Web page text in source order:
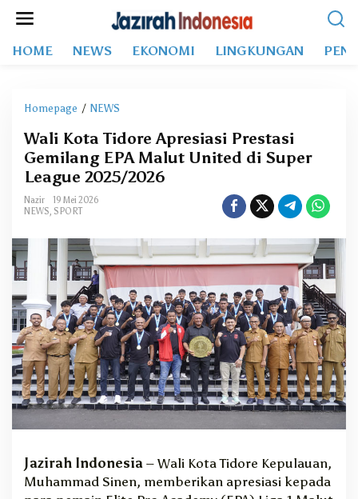
HOME NEWS EKONOMI LINGKUNGAN
Homepage / NEWS
l
i
K
o
T
i
d
o
r
e
A
p
r
e
s
i
a
i
Wali Kota Tidore Apresiasi Prestasi
Gemilang EPA Malut United di Super
League 2025/2026
Nazir
19 Mei 2026
NEWS, SPORT
Jazirah Indonesia – Wali Kota Tidore Kepulauan,
Muhammad Sinen, memberikan apresiasi kepada